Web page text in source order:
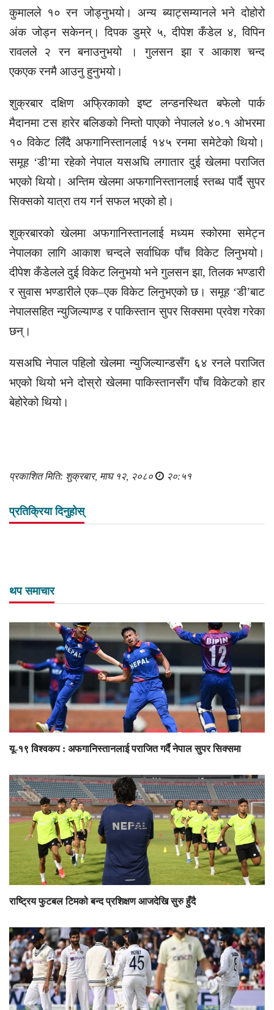
कुमालले १० रन जोड्नुभयो। अन्य ब्याट्सम्यानले भने दोहोरो
अंक जोड्न सकेनन्। दिपक डुम्रे ५, दीपेश कँडेल ४, विपिन
रावलले २ रन बनाउनुभयो । गुलसन झा र आकाश चन्द
एकएक रनमै आउनु हुनुभयो।
शुक्रबार दक्षिण अफ्रिकाको इष्ट लन्डनस्थित बफेलो पार्क
मैदानमा टस हारेर बलिङको निम्तो पाएको नेपालले ४०.१ ओभरमा
१० विकेट लिँदै अफगानिस्तानलाई १४५ रनमा समेटेको थियो।
समूह ‘डी’मा रहेको नेपाल यसअघि लगातार दुई खेलमा पराजित
भएको थियो। अन्तिम खेलमा अफगानिस्तानलाई स्तब्ध पार्दै सुपर
सिक्सको यात्रा तय गर्न सफल भएको हो।
शुक्रबारको खेलमा अफगानिस्तानलाई मध्यम स्कोरमा समेट्न
नेपालका लागि आकाश चन्दले सर्वाधिक पाँच विकेट लिनुभयो।
दीपेश कँडेलले दुई विकेट लिनुभयो भने गुलसन झा, तिलक भण्डारी
र सुवास भण्डारीले एक–एक विकेट लिनुभएको छ। समूह ‘डी’बाट
नेपालसहित न्युजिल्याण्ड र पाकिस्तान सुपर सिक्समा प्रवेश गरेका
छन्।
यसअघि नेपाल पहिलो खेलमा न्युजिल्यान्डसँग ६४ रनले पराजित
भएको थियो भने दोस्रो खेलमा पाकिस्तानसँग पाँच विकेटको हार
बेहोरेको थियो।
प्रकाशित मिति: शुक्रबार, माघ १२, २०८० २०:५१
प्रतिक्रिया दिनुहोस्
थप समाचार
यू-१९ विश्वकप : अफगानिस्तानलाई पराजित गर्दै नेपाल सुपर सिक्समा
राष्ट्रिय फुटबल टिमको बन्द प्रशिक्षण आजदेखि सुरु हुँदै